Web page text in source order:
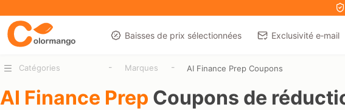
Baisses de prix sélectionnées Exclusivité e‑mail
Catégories - Marques - AI Finance Prep Coupons
AI Finance Prep Coupons de